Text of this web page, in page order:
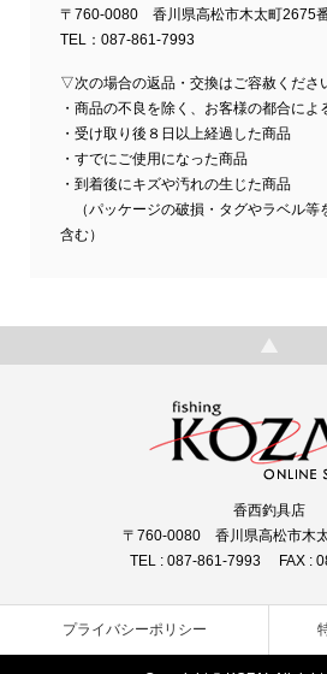
〒760-0080 香川県高松市木太町2675
TEL：087-861-7993
▽次の場合の返品・交換はご容赦くださ
・商品の不良を除く、お客様の都合によ
・受け取り後８日以上経過した商品
・すでにご使用になった商品
・到着後にキズや汚れの生じた商品
（パッケージの破損・タグやラベル等
含む）
香西釣具店
〒760-0080 香川県高松市木
TEL : 087-861-7993 FAX :
プライバシーポリシー